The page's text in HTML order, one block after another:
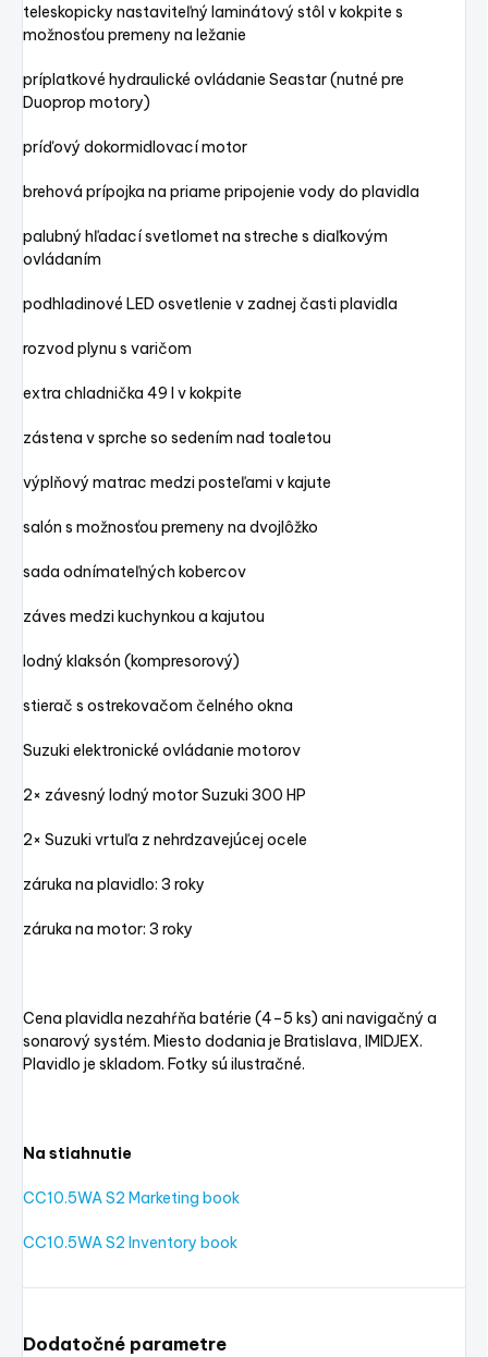
teleskopicky nastaviteľný laminátový stôl v kokpite s
možnosťou premeny na ležanie
príplatkové hydraulické ovládanie Seastar (nutné pre
Duoprop motory)
príďový dokormidlovací motor
brehová prípojka na priame pripojenie vody do plavidla
palubný hľadací svetlomet na streche s diaľkovým
ovládaním
podhladinové LED osvetlenie v zadnej časti plavidla
rozvod plynu s varičom
extra chladnička 49 l v kokpite
zástena v sprche so sedením nad toaletou
výplňový matrac medzi posteľami v kajute
salón s možnosťou premeny na dvojlôžko
sada odnímateľných kobercov
záves medzi kuchynkou a kajutou
lodný klaksón (kompresorový)
stierač s ostrekovačom čelného okna
Suzuki elektronické ovládanie motorov
2× závesný lodný motor Suzuki 300 HP
2× Suzuki vrtuľa z nehrdzavejúcej ocele
záruka na plavidlo: 3 roky
záruka na motor: 3 roky
Cena plavidla nezahŕňa batérie (4–5 ks) ani navigačný a
sonarový systém. Miesto dodania je Bratislava, IMIDJEX.
Plavidlo je skladom. Fotky sú ilustračné.
Na stiahnutie
CC10.5WA S2 Marketing book
CC10.5WA S2 Inventory book
Dodatočné parametre